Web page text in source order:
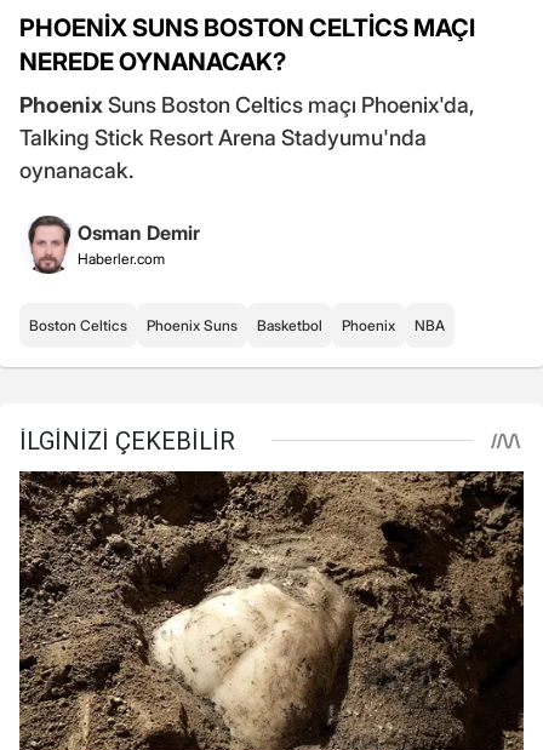
PHOENİX SUNS BOSTON CELTİCS MAÇI
NEREDE OYNANACAK?
PhoenixSuns Boston Celtics maçı Phoenix'da,
Talking Stick Resort Arena Stadyumu'nda
oynanacak.
Osman Demir
Haberler.com
Boston Celtics Phoenix Suns Basketbol Phoenix NBA